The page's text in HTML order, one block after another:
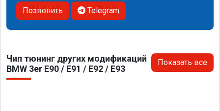
Позвонить Telegram
Чип тюнинг других модификаций
BMW 3er E90 / E91 / E92 / E93
Показать все